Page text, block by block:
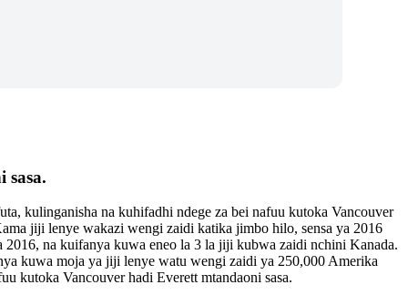
sasa.
kulinganisha na kuhifadhi ndege za bei nafuu kutoka Vancouver
jiji lenye wakazi wengi zaidi katika jimbo hilo, sensa ya 2016
na kuifanya kuwa eneo la 3 la jiji kubwa zaidi nchini Kanada.
kuwa moja ya jiji lenye watu wengi zaidi ya 250,000 Amerika
kutoka Vancouver hadi Everett mtandaoni sasa.